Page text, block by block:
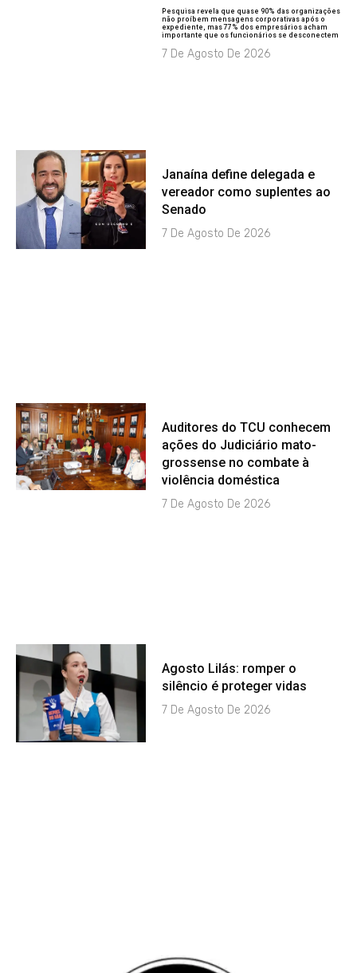
Pesquisa revela que quase 90% das organizações
não proíbem mensagens corporativas após o
expediente, mas 77% dos empresários acham
importante que os funcionários se desconectem
7 De Agosto De 2026
Janaína define delegada e
vereador como suplentes ao
Senado
7 De Agosto De 2026
Auditores do TCU conhecem
ações do Judiciário mato-
grossense no combate à
violência doméstica
7 De Agosto De 2026
Agosto Lilás: romper o
silêncio é proteger vidas
7 De Agosto De 2026